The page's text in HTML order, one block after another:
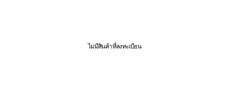
ไม่มีสินค้าที่ลงทะเบียน